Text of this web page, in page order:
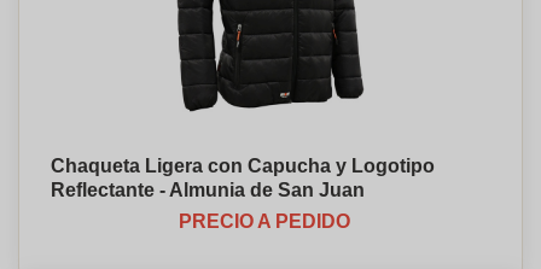
Chaqueta Ligera con Capucha y Logotipo
Reflectante - Almunia de San Juan
PRECIO A PEDIDO